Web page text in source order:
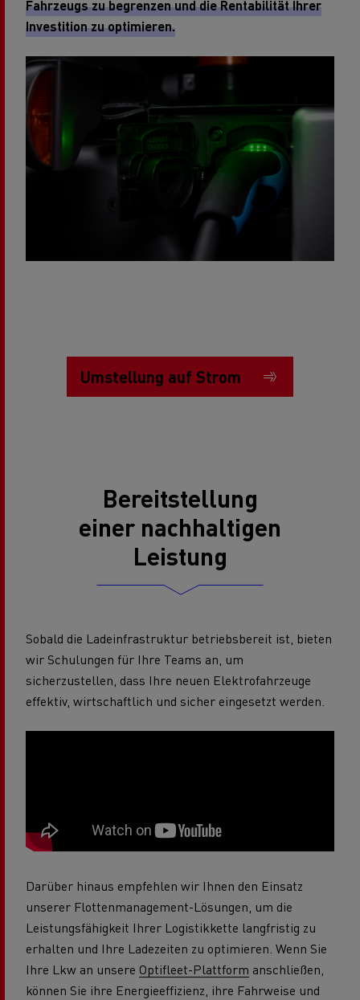
Fahrzeugs zu begrenzen und die Rentabilität Ihrer
Investition zu optimieren.
Umstellung auf Strom
Bereitstellung
einer nachhaltigen
Leistung
Sobald die Ladeinfrastruktur betriebsbereit ist, bieten
wir Schulungen für Ihre Teams an, um
sicherzustellen, dass Ihre neuen Elektrofahrzeuge
effektiv, wirtschaftlich und sicher eingesetzt werden.
Darüber hinaus empfehlen wir Ihnen den Einsatz
unserer Flottenmanagement-Lösungen, um die
Leistungsfähigkeit Ihrer Logistikkette langfristig zu
erhalten und Ihre Ladezeiten zu optimieren. Wenn Sie
Ihre Lkw an unsere Optifleet-Plattform anschließen,
können Sie ihre Energieeffizienz, ihre Fahrweise und